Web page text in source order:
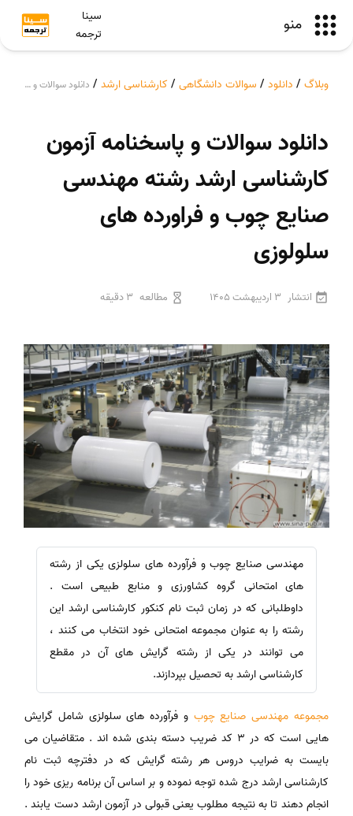
منو
سینا
ترجمه
وبلاگ / دانلود / سوالات دانشگاهی / کارشناسی ارشد / دانلود سوالات و پاسخنامه آزمون کارشناسی ارشد رشته مهندسی صنایع چوب و فراورده های سلولوزی
دانلود سوالات و پاسخنامه آزمون
کارشناسی ارشد رشته مهندسی
صنایع چوب و فراورده های
سلولوزی
انتشار 3 اردیبهشت 1405 مطالعه 3 دقیقه
مهندسی صنایع چوب و فرآورده های سلولزی یکی از رشته
های امتحانی گروه کشاورزی و منابع طبیعی است .
داوطلبانی که در زمان ثبت نام کنکور کارشناسی ارشد این
رشته را به عنوان مجموعه امتحانی خود انتخاب می کنند ،
می توانند در یکی از رشته گرایش های آن در مقطع
کارشناسی ارشد به تحصیل بپردازند.
مجموعه مهندسی صنایع چوب و فرآورده های سلولزی شامل گرایش
هایی است که در 3 کد ضریب دسته بندی شده اند . متقاضیان می
بایست به ضرایب دروس هر رشته گرایش که در دفترچه ثبت نام
کارشناسی ارشد درج شده توجه نموده و بر اساس آن برنامه ریزی خود را
انجام دهند تا به نتیجه مطلوب یعنی قبولی در آزمون ارشد دست یابند .